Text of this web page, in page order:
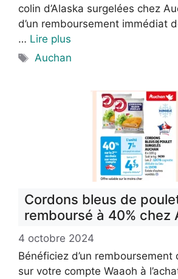
colin d’Alaska surgelées chez
d’un remboursement immédiat
… Lire plus
Étiquettes
Auchan
Cordons bleus de
remboursé à 40% chez
4 octobre 2024
Bénéficiez d’un remboursement
sur votre compte Waaoh à